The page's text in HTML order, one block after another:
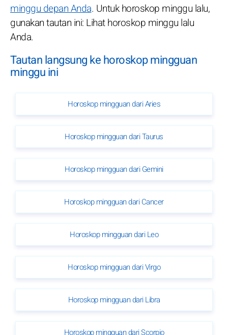
minggu depan Anda. Untuk horoskop minggu lalu,
gunakan tautan ini: Lihat horoskop minggu lalu
Anda.
Tautan langsung ke horoskop mingguan
minggu ini
Horoskop mingguan dari Aries
Horoskop mingguan dari Taurus
Horoskop mingguan dari Gemini
Horoskop mingguan dari Cancer
Horoskop mingguan dari Leo
Horoskop mingguan dari Virgo
Horoskop mingguan dari Libra
Horoskop mingguan dari Scorpio